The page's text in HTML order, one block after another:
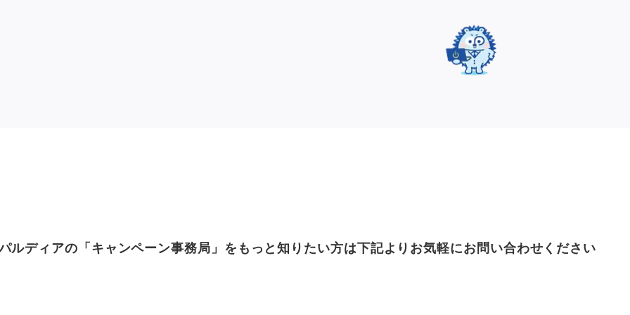
ルディアの「キャンペーン事務局」をもっと知りたい方は下記よりお気軽にお問い合わせください